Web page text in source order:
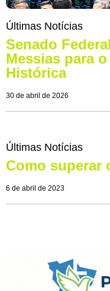
Últimas Notícias
Senado
Messias para
Histórica
30 de abril de 2026
Últimas Notícias
Como superar
6 de abril de 2023